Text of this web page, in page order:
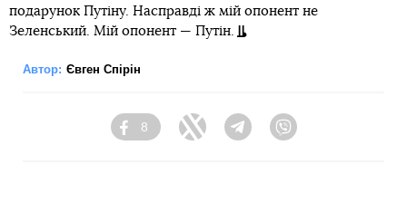
подарунок Путіну. Насправді ж мій опонент не
Зеленський. Мій опонент — Путін.
Автор: Євген Спірін
Facebook
8
Twitter Telegram